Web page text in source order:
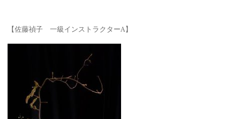
【佐藤禎子 一級インストラクターA】